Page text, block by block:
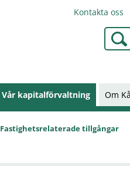
Kontakta oss
Vår kapitalförvaltning Om
Fastighetsrelaterade tillgångar